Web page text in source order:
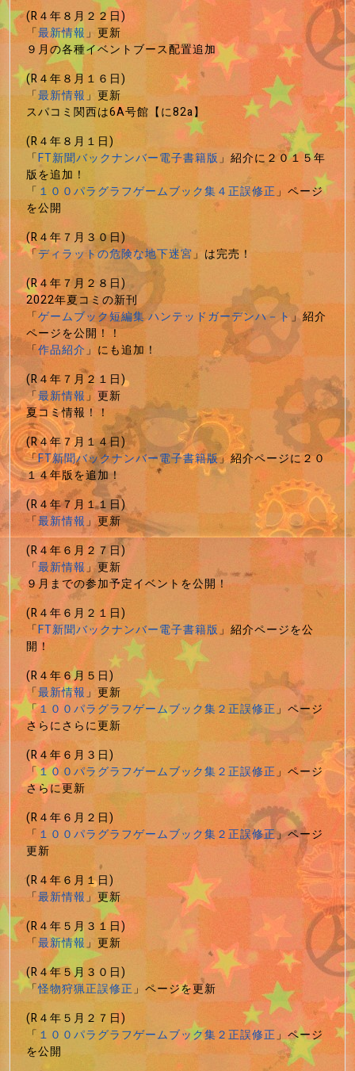
(R４年８月２２日)
「最新情報」更新
９月の各種イベントブース配置追加
(R４年８月１６日)
「最新情報」更新
スパコミ関西は6A号館【に82a】
(R４年８月１日)
「FT新聞バックナンバー電子書籍版」紹介に２０１５年
版を追加！
「 １００パラグラフゲームブック集４正誤修正」ページ
を公開
(R４年７月３０日)
「ディラットの危険な地下迷宮」は完売！
(R４年７月２８日)
2022年夏コミの新刊
「ゲームブック短編集 ハンテッドガーデンハ－ト」紹介
ページを公開！！
「作品紹介」にも追加！
(R４年７月２１日)
「最新情報」更新
夏コミ情報！！
(R４年７月１４日)
「FT新聞バックナンバー電子書籍版」紹介ページに２０
１４年版を追加！
(R４年７月１１日)
「最新情報」更新
(R４年６月２７日)
「最新情報」更新
９月までの参加予定イベントを公開！
(R４年６月２１日)
「FT新聞バックナンバー電子書籍版」紹介ページを公
開！
(R４年６月５日)
「最新情報」更新
「１００パラグラフゲームブック集２正誤修正」ページ
さらにさらに更新
(R４年６月３日)
「１００パラグラフゲームブック集２正誤修正」ページ
さらに更新
(R４年６月２日)
「 １００パラグラフゲームブック集２正誤修正」ページ
更新
(R４年６月１日)
「最新情報」更新
(R４年５月３１日)
「最新情報」更新
(R４年５月３０日)
「怪物狩猟正誤修正」ページを更新
(R４年５月２７日)
「 １００パラグラフゲームブック集２正誤修正」ページ
を公開